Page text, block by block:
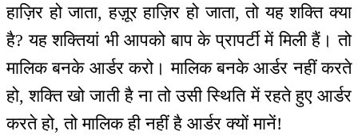
हाज़िर हो जाता, हज़ूर हाज़िर हो जाता, तो यह शक्ति क्या
है? यह शक्तियां भी आपको बाप के प्रापर्टी में मिली हैं। तो
मालिक बनके आर्डर करो। मालिक बनके आर्डर नहीं करते
हो, शक्ति खो जाती है ना तो उसी स्थिति में रहते हुए आर्डर
करते हो, तो मालिक ही नहीं है आर्डर क्यों मानें!